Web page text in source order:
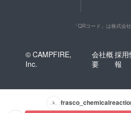
「QRコード」は株式会
© CAMPFIRE,
Inc.
会社概
要
採用
報